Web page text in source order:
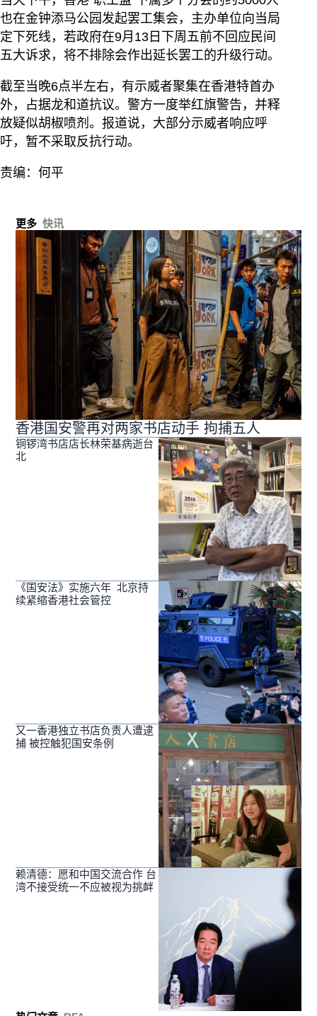
也在金钟添马公园发起罢工集会，主办单位向当局
定下死线，若政府在9月13日下周五前不回应民间
五大诉求，将不排除会作出延长罢工的升级行动。
截至当晚6点半左右，有示威者聚集在香港特首办
外，占据龙和道抗议。警方一度举红旗警告，并释
放疑似胡椒喷剂。报道说，大部分示威者响应呼
吁，暂不采取反抗行动。
责编：何平
更多 快讯
香港国安警再对两家书店动手 拘捕五人
铜锣湾书店店长林荣基病逝台
北
《国安法》实施六年 北京持
续紧缩香港社会管控
又一香港独立书店负责人遭逮
捕 被控触犯国安条例
赖清德：愿和中国交流合作 台
湾不接受统一不应被视为挑衅